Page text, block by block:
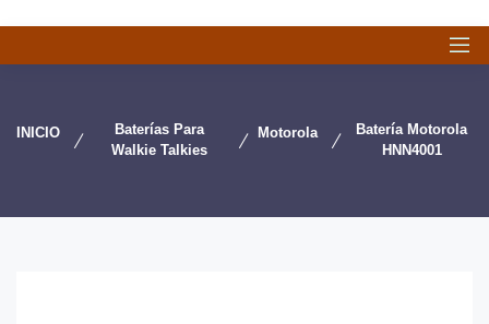
INICIO
Baterías Para
Walkie Talkies
Motorola
Batería Motorola
HNN4001